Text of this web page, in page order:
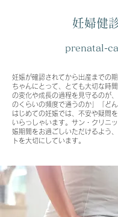
妊婦健
prenatal-
妊娠が確認されてから出産までの
ちゃんにとって、とても大切な時
の変化や成長の過程を見守るのが
のくらいの頻度で通うのか」「ど
はじめての妊娠では、不安や疑問
いらっしゃいます。サン・クリニ
娠期間をお過ごしいただけるよう
トを大切にしています。